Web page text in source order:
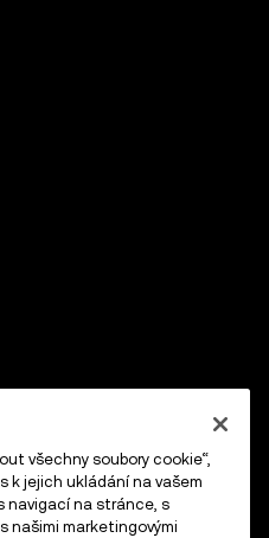
všechny soubory cookie“,
k jejich ukládání na vašem
navigací na stránce, s
našimi marketingovými